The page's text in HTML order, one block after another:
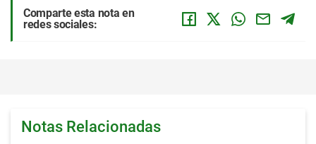
Comparte esta nota en
redes sociales:
Notas Relacionadas